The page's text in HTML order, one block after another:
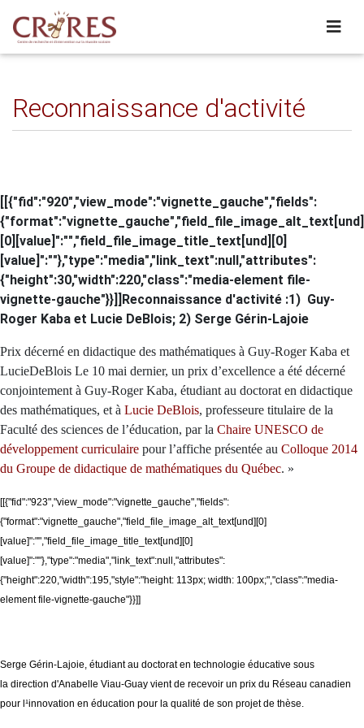
Reconnaissance d'activité
[[{"fid":"920","view_mode":"vignette_gauche","fields":
{"format":"vignette_gauche","field_file_image_alt_text[und]
[0][value]":"","field_file_image_title_text[und][0]
[value]":""},"type":"media","link_text":null,"attributes":
{"height":30,"width":220,"class":"media-element file-
vignette-gauche"}}]]Reconnaissance d'activité :1) Guy-
Roger Kaba et Lucie DeBlois; 2) Serge Gérin-Lajoie
Prix décerné en didactique des mathématiques à Guy-Roger Kaba et
LucieDeBlois Le 10 mai dernier, un prix d’excellence a été décerné
conjointement à Guy-Roger Kaba, étudiant au doctorat en didactique
des mathématiques, et à Lucie DeBlois, professeure titulaire de la
Faculté des sciences de l’éducation, par la Chaire UNESCO de
développement curriculaire pour l’affiche présentée au Colloque 2014
du Groupe de didactique de mathématiques du Québec. »
[[{"fid":"923","view_mode":"vignette_gauche","fields":
{"format":"vignette_gauche","field_file_image_alt_text[und][0]
[value]":"","field_file_image_title_text[und][0]
[value]":""},"type":"media","link_text":null,"attributes":
{"height":220,"width":195,"style":"height: 113px; width: 100px;","class":"media-
element file-vignette-gauche"}}]]
Serge Gérin-Lajoie, étudiant au doctorat en technologie éducative sous
la direction d'Anabelle Viau-Guay vient de recevoir un prix du Réseau canadien
pour l¹innovation en éducation pour la qualité de son projet de thèse.